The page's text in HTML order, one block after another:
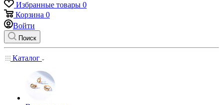
Избранные товары 0
Корзина 0
Войти
Поиск
Каталог